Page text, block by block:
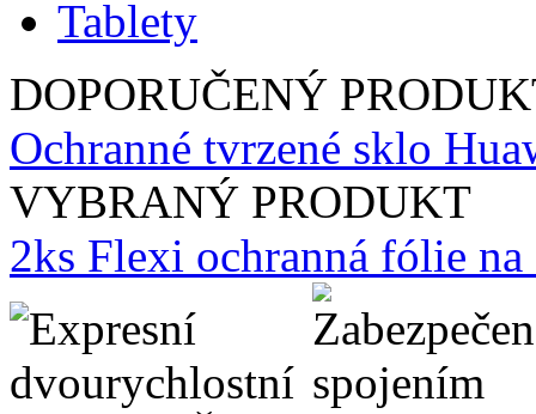
Tablety
DOPORUČENÝ
Ochranné tvrzené sklo
VYBRANÝ PRODUKT
2ks Flexi ochranná fólie